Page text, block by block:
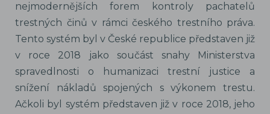
nejmodernějších forem kontroly pachatelů
trestných činů v rámci českého trestního práva.
Tento systém byl v České republice představen již
v roce 2018 jako součást snahy Ministerstva
spravedlnosti o humanizaci trestní justice a
snížení nákladů spojených s výkonem trestu.
Ačkoli byl systém představen již v roce 2018, jeho